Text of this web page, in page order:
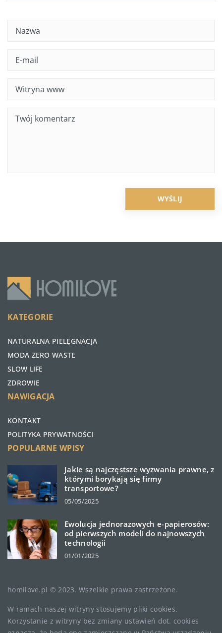
KATEGORIE
NATURALNA PIELĘGNACJA
MODA ZERO WASTE
SLOW LIFE
ZDROWIE
NAWIGACJA
KONTAKT
POLITYKA PRYWATNOŚCI
POPULARNE WPISY
Jakie są najczęstsze wyzwania prawne, z
którymi borykają się firmy
transportowe?
05/05/2025
Ewolucja jednorazowych e-papierosów:
od pierwszych modeli do najnowszych
technologii
01/01/2025
homilove.pl © 2023. Wszelkie prawa zastrzeżone.
W ramach naszej witryny stosujemy pliki cookies.
Korzystanie z witryny bez zmiany ustawień dot. cookies